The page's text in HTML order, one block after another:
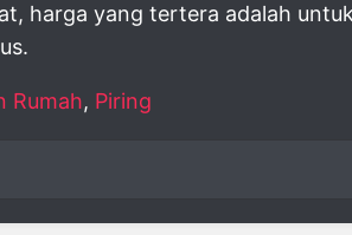
harga yang tertera adalah
Rumah, Piring